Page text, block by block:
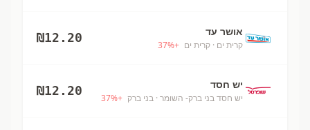
אושר עד
קרית ים · קרית ים +
37%
₪12.20
יש חסד
יש חסד בני ברק- השומר · בני ברק +
37%
₪12.20